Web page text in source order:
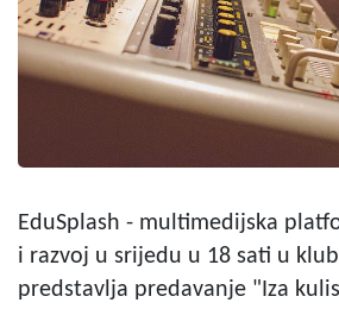
EduSplash - multimedijska
i razvoj u srijedu u 18 sati u
predstavlja predavanje "Iza